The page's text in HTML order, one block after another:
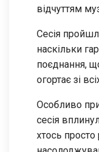
відчуттям
Сесія
наскільки
поєднання,
огортає зі
Особливо
сесія
хтось просто